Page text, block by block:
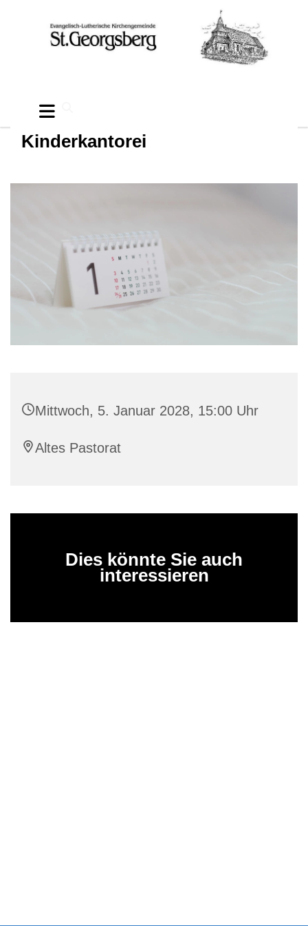
Kinderkantorei
Mittwoch, 5. Januar 2028, 15:00 Uhr
Altes Pastorat
Dies könnte Sie auch
interessieren